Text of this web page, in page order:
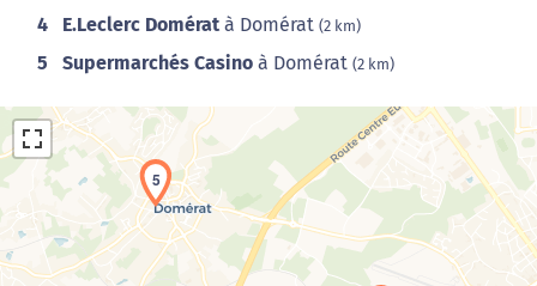
4 E.Leclerc Domérat à Domérat (2 km)
5 Supermarchés Casino à Domérat (2 km)
5